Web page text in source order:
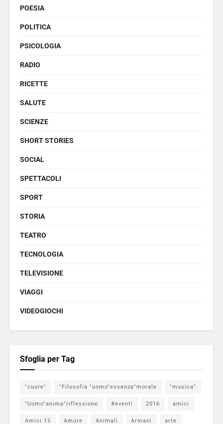
POESIA
POLITICA
PSICOLOGIA
RADIO
RICETTE
SALUTE
SCIENZE
SHORT STORIES
SOCIAL
SPETTACOLI
SPORT
STORIA
TEATRO
TECNOLOGIA
TELEVISIONE
VIAGGI
VIDEOGIOCHI
Sfoglia per Tag
"cuore" "Filosofia "uomo"essenza"morale "musica"
"Uomo"anima"riflessione #eventi 2016 amici
Amici 15 Amore Animali Armani arte